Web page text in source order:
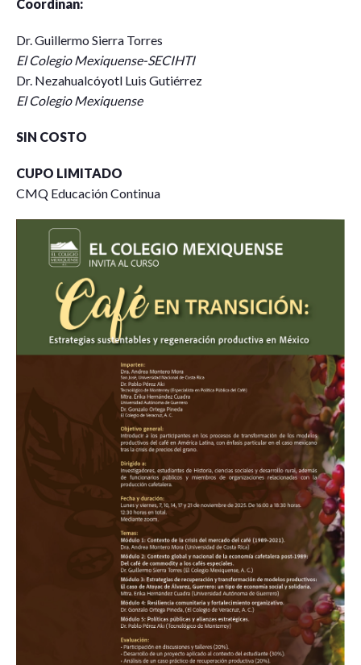
Coordinan:
Dr. Guillermo Sierra Torres
El Colegio Mexiquense-SECIHTI
Dr. Nezahualcóyotl Luis Gutiérrez
El Colegio Mexiquense
SIN COSTO
CUPO LIMITADO
CMQ Educación Continua